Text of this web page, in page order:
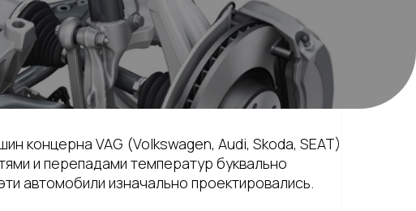
концерна VAG (Volkswagen, Audi, Skoda, SEAT)
и перепадами температур буквально
автомобили изначально проектировались.